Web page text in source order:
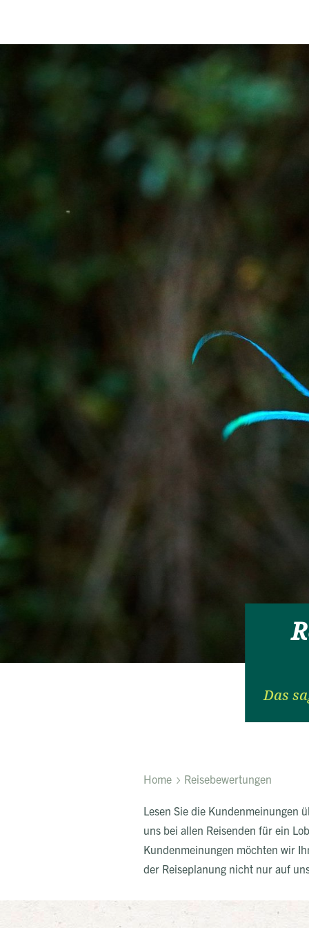
Das
Home Reisebewertungen
Lesen Sie die Kundenmeinungen
uns bei allen Reisenden für ein
Kundenmeinungen möchten wir
der Reiseplanung nicht nur auf